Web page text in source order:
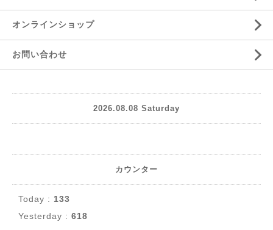
オンラインショップ
お問い合わせ
2026.08.08 Saturday
カウンター
Today : 133
Yesterday : 618